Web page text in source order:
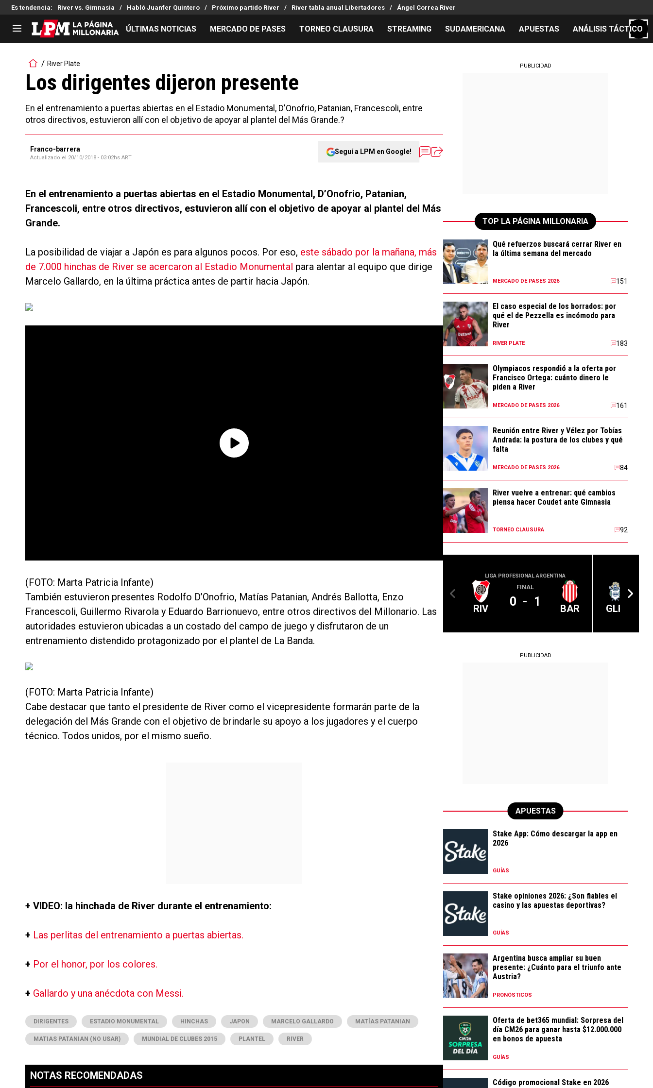
Es tendencia: River vs. Gimnasia Habló Juanfer Quintero Próximo partido River River tabla anual Libertadores Ángel Correa River
LIGA PROFESIONAL
Noticias
Tabla de posiciones
Reserva
Copa Sudamericana
Copa Argentina
Mercado de Pases
Análisis tácticos
Chacho Coudet
Ex River
Los goles de River
Pronósticos
ÚLTIMAS NOTICIAS MERCADO DE PASES TORNEO CLAUSURA STREAMING SUDAMERICANA APUESTAS ANÁLISIS TÁCTICO
River Plate
Los dirigentes dijeron presente
En el entrenamiento a puertas abiertas en el Estadio Monumental, D'Onofrio, Patanian, Francescoli, entre
otros directivos, estuvieron allí con el objetivo de apoyar al plantel del Más Grande.?
Franco-barrera
Actualizado el 20/10/2018 - 03:02hs ART
Seguí a LPM en Google!
En el entrenamiento a puertas abiertas en el Estadio Monumental, D’Onofrio, Patanian,
Francescoli, entre otros directivos, estuvieron allí con el objetivo de apoyar al plantel del Más
Grande.
La posibilidad de viajar a Japón es para algunos pocos. Por eso, este sábado por la mañana, más
de 7.000 hinchas de River se acercaron al Estadio Monumental para alentar al equipo que dirige
Marcelo Gallardo, en la última práctica antes de partir hacia Japón.
(FOTO: Marta Patricia Infante)
También estuvieron presentes Rodolfo D’Onofrio, Matías Patanian, Andrés Ballotta, Enzo
Francescoli, Guillermo Rivarola y Eduardo Barrionuevo, entre otros directivos del Millonario. Las
autoridades estuvieron ubicadas a un costado del campo de juego y disfrutaron de un
entrenamiento distendido protagonizado por el plantel de La Banda.
(FOTO: Marta Patricia Infante)
Cabe destacar que tanto el presidente de River como el vicepresidente formarán parte de la
delegación del Más Grande con el objetivo de brindarle su apoyo a los jugadores y el cuerpo
técnico. Todos unidos, por el mismo sueño.
+ VIDEO: la hinchada de River durante el entrenamiento:
+ Las perlitas del entrenamiento a puertas abiertas.
+ Por el honor, por los colores.
+ Gallardo y una anécdota con Messi.
DIRIGENTES ESTADIO MONUMENTAL HINCHAS JAPON MARCELO GALLARDO MATÍAS PATANIAN
MATIAS PATANIAN (NO USAR) MUNDIAL DE CLUBES 2015 PLANTEL RIVER
NOTAS RECOMENDADAS
PUBLICIDAD
TOP LA PÁGINA MILLONARIA
Qué refuerzos buscará cerrar River en
la última semana del mercado
MERCADO DE PASES 2026 151
El caso especial de los borrados: por
qué el de Pezzella es incómodo para
River
RIVER PLATE 183
Olympiacos respondió a la oferta por
Francisco Ortega: cuánto dinero le
piden a River
MERCADO DE PASES 2026 161
Reunión entre River y Vélez por Tobías
Andrada: la postura de los clubes y qué
falta
MERCADO DE PASES 2026 84
River vuelve a entrenar: qué cambios
piensa hacer Coudet ante Gimnasia
TORNEO CLAUSURA 92
LIGA PROFESIONAL ARGENTINA
RIV
FINAL
0 - 1 BAR GLP
PUBLICIDAD
APUESTAS
Stake App: Cómo descargar la app en
2026
GUÍAS
Stake opiniones 2026: ¿Son fiables el
casino y las apuestas deportivas?
GUÍAS
Argentina busca ampliar su buen
presente: ¿Cuánto para el triunfo ante
Austria?
PRONÓSTICOS
Oferta de bet365 mundial: Sorpresa del
día CM26 para ganar hasta $12.000.000
en bonos de apuesta
GUÍAS
Código promocional Stake en 2026